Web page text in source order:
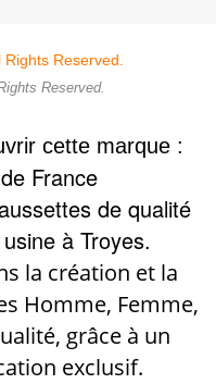
Reserved.
cette marque :
France
de qualité
à Troyes.
la création et la
Homme, Femme,
grâce à un
exclusif.